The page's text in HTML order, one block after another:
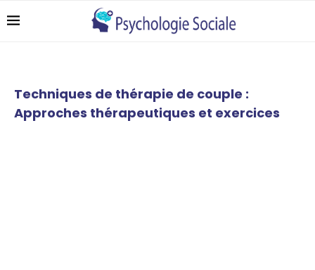
Techniques de thérapie de couple :
Approches thérapeutiques et exercices